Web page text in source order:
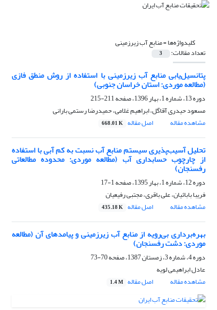
کلیدواژه‌ها =منابع آب زیرزمینی
تعداد مقالات: 3
پتانسیل‌یابی منابع آب زیرزمینی با استفاده از روش منطق فازی
(مطالعه موردی: استان خراسان جنوبی)
دوره 13، شماره 1، بهار 1396، صفحه
211-215
مسعود حیدری آقاگل، ابراهیم غلامی، حمیدرضا رستمی بارانی
مشاهده مقاله
اصل مقاله 668.01 K
تحلیل آسیب‌پذیری سیستم منابع آب نسبت به کم آبی با استفاده
از چارچوب حسابداری آب (مطالعه موردی: محدوده مطالعاتی
رفسنجان)
دوره 12، شماره 1، بهار 1395، صفحه
1-17
فریبا بابائیان، علی باقری، مجتبی رفیعیان
مشاهده مقاله
اصل مقاله 435.18 K
بهره‌برداری بی‌رویه از منابع آب زیرزمینی و پیامدهای آن (مطالعه
موردی: دشت رفسنجان)
دوره 4، شماره 3، زمستان 1387، صفحه
70-73
عادل ابراهیمی لویه
مشاهده مقاله
اصل مقاله 1.4 M